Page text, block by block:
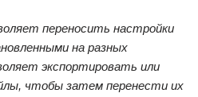
переносить настройки
на разных
экспортировать или
чтобы затем перенести их